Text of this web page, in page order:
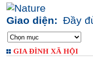
Giao diện: Đầy
GIA ĐÌNH XÃ HỘI